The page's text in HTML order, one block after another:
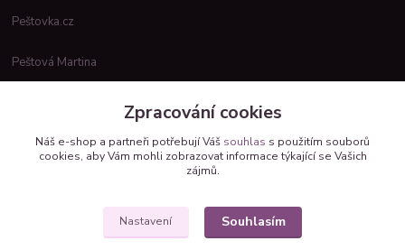
Peštovka.cz
Peštová Martina
Upravit sběr cookies.
Zpracování cookies
Náš e-shop a partneři potřebují Váš souhlas s použitím souborů
cookies, aby Vám mohli zobrazovat informace týkající se Vašich
zájmů.
Nastavení Souhlasím